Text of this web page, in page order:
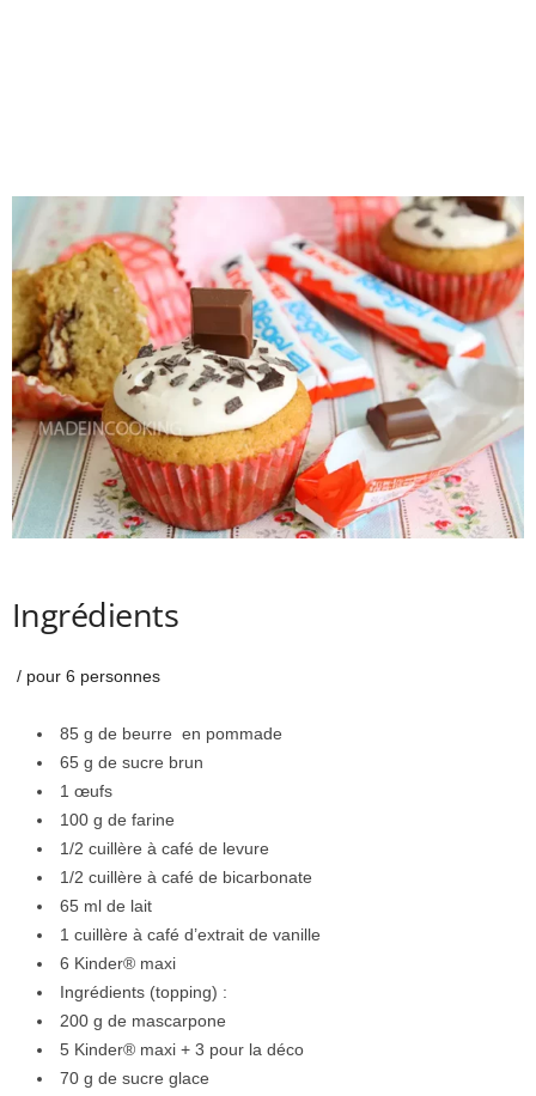
Ingrédients
/ pour 6 personnes
85 g de beurre en pommade
65 g de sucre brun
1 œufs
100 g de farine
1/2 cuillère à café de levure
1/2 cuillère à café de bicarbonate
65 ml de lait
1 cuillère à café d’extrait de vanille
6 Kinder® maxi
Ingrédients (topping) :
200 g de mascarpone
5 Kinder® maxi + 3 pour la déco
70 g de sucre glace